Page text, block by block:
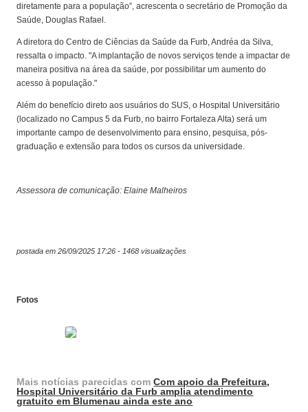
diretamente para a população”, acrescenta o secretário de Promoção da
Saúde, Douglas Rafael.
A diretora do Centro de Ciências da Saúde da Furb, Andréa da Silva,
ressalta o impacto. "A implantação de novos serviços tende a impactar de
maneira positiva na área da saúde, por possibilitar um aumento do
acesso à população."
Além do benefício direto aos usuários do SUS, o Hospital Universitário
(localizado no Campus 5 da Furb, no bairro Fortaleza Alta) será um
importante campo de desenvolvimento para ensino, pesquisa, pós-
graduação e extensão para todos os cursos da universidade.
Assessora de comunicação: Elaine Malheiros
postada em 26/09/2025 17:26 - 1468 visualizações
Fotos
Mais notícias parecidas comCom apoio da Prefeitura,
Hospital Universitário da Furb amplia atendimento
gratuito em Blumenau ainda este ano